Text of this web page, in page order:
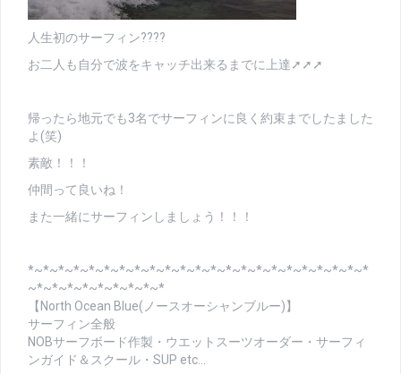
人生初のサーフィン????
お二人も自分で波をキャッチ出来るまでに上達➚➚➚
帰ったら地元でも3名でサーフィンに良く約束までしたました
よ(笑)
素敵！！！
仲間って良いね！
また一緒にサーフィンしましょう！！！
*~*~*~*~*~*~*~*~*~*~*~*~*~*~*~*~*~*~*~*~*~*~*
~*~*~*~*~*~*~*~*~*
【North Ocean Blue(ノースオーシャンブルー)】
サーフィン全般
NOBサーフボード作製・ウエットスーツオーダー・サーフィ
ンガイド＆スクール・SUP etc…